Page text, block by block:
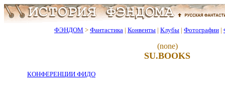
ФЭНДОМ > Фантастика | Конвенты | Клубы | Фотографии |
(none)
SU.BOOKS
КОНФЕРЕНЦИИ ФИДО